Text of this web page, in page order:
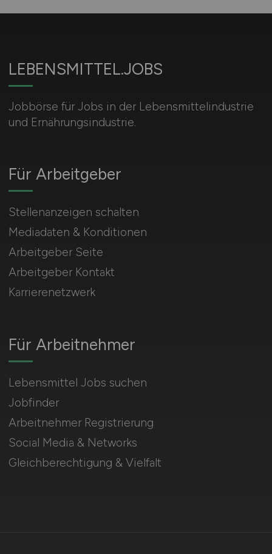
LEBENSMITTEL.JOBS
Jobbörse für Jobs in der Lebensmittelindustrie
und Ernährungsindustrie.
Für Arbeitnehmer
Lebensmittel Jobs suchen
Jobfinder
Arbeitnehmer Registrierung
Social Media & Networks
Gleichberechtigung & Vielfalt
Für Arbeitgeber
Stellenanzeigen schalten
Mediadaten & Konditionen
Arbeitgeber Seite
Arbeitgeber Kontakt
Karrierenetzwerk